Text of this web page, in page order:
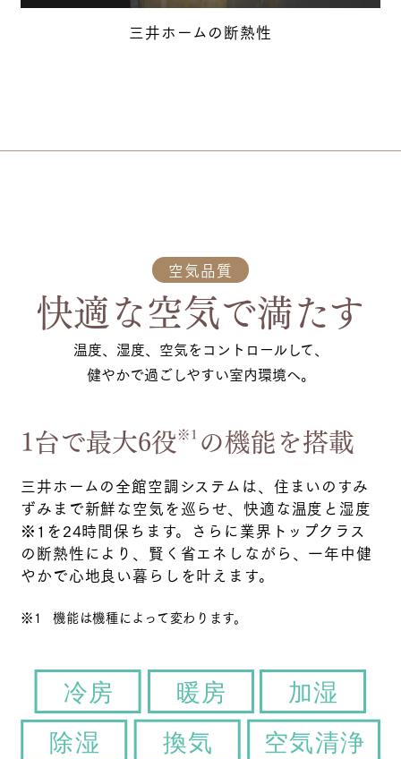
三井ホームの断熱性
空気品質
快適な空気で満たす
温度、湿度、空気をコントロールして、
健やかで過ごしやすい室内環境へ。
1台で最大6役※1 の機能を搭載
三井ホームの全館空調システムは、住まいのすみ
ずみまで新鮮な空気を巡らせ、快適な温度と湿度
※1を24時間保ちます。さらに業界トップクラス
の断熱性により、賢く省エネしながら、一年中健
やかで心地良い暮らしを叶えます。
※1 機能は機種によって変わります。